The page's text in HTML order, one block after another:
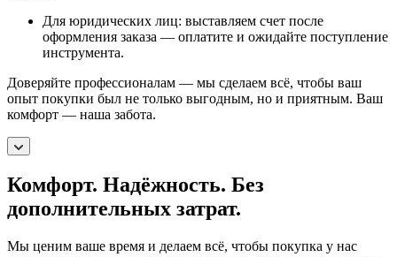
Для юридических лиц: выставляем счет после
оформления заказа — оплатите и ожидайте поступление
инструмента.
Доверяйте профессионалам — мы сделаем всё, чтобы ваш
опыт покупки был не только выгодным, но и приятным. Ваш
комфорт — наша забота.
Комфорт. Надёжность. Без
дополнительных затрат.
Мы ценим ваше время и делаем всё, чтобы покупка у нас